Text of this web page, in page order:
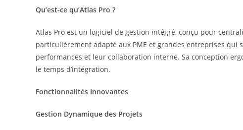
Qu’est-ce qu’Atlas Pro ?
Atlas Pro est un logiciel de gestion intégré, conçu pour
particulièrement adapté aux PME et grandes entreprises
performances et leur collaboration interne. Sa conception
le temps d’intégration.
Fonctionnalités Innovantes
Gestion Dynamique des Projets